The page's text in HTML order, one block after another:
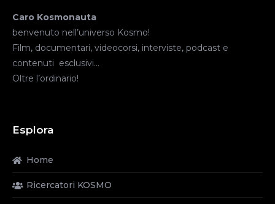
Caro Kosmonauta
benvenuto nell’universo Kosmo!
Film, documentari, videocorsi, interviste, podcast e
contenuti esclusivi…
Oltre l’ordinario!
Esplora
Home
Ricercatori KOSMO